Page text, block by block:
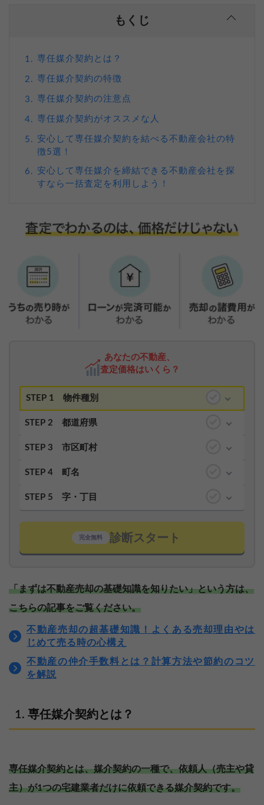
もくじ
1. 専任媒介契約とは？
2. 専任媒介契約の特徴
3. 専任媒介契約の注意点
4. 専任媒介契約がオススメな人
5. 安心して専任媒介契約を結べる不動産会社の特
徴5選！
6. 安心して専任媒介を締結できる不動産会社を探
すなら一括査定を利用しよう！
あなたの不動産、
査定価格はいくら？
STEP 1 物件種別
STEP 2 都道府県
STEP 3 市区町村
STEP 4 町名
STEP 5 字・丁目
完全無料 診断スタート
「まずは不動産売却の基礎知識を知りたい」という方は、
こちらの記事をご覧ください。
不動産売却の超基礎知識！よくある売却理由やは
じめて売る時の心構え
不動産の仲介手数料とは？計算方法や節約のコツ
を解説
専任媒介契約とは？
専任媒介契約とは、媒介契約の一種で、依頼人（売主や貸
主）が1つの宅建業者だけに依頼できる媒介契約です。